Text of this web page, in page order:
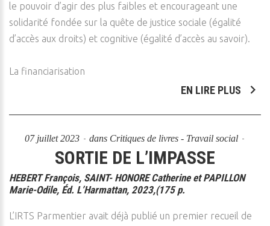
le pouvoir d’agir des plus faibles et encourageant une
solidarité fondée sur la quête de justice sociale (égalité
d’accès aux droits) et cognitive (égalité d’accès au savoir).
La financiarisation
EN LIRE PLUS
07 juillet 2023 dans Critiques de livres - Travail social
SORTIE DE L’IMPASSE
HEBERT François, SAINT- HONORE Catherine et PAPILLON
Marie-Odile, Éd. L’Harmattan, 2023,(175 p.
L’IRTS Parmentier avait déjà publié un premier recueil de